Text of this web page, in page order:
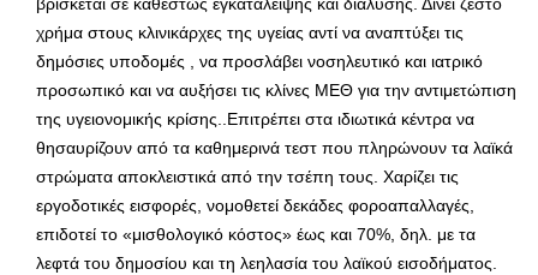
χρήμα στους κλινικάρχες της υγείας αντί να αναπτύξει τις
δημόσιες υποδομές , να προσλάβει νοσηλευτικό και ιατρικό
προσωπικό και να αυξήσει τις κλίνες ΜΕΘ για την αντιμετώπιση
της υγειονομικής κρίσης..Επιτρέπει στα ιδιωτικά κέντρα να
θησαυρίζουν από τα καθημερινά τεστ που πληρώνουν τα λαϊκά
στρώματα αποκλειστικά από την τσέπη τους. Χαρίζει τις
εργοδοτικές εισφορές, νομοθετεί δεκάδες φοροαπαλλαγές,
επιδοτεί το «μισθολογικό κόστος» έως και 70%, δηλ. με τα
λεφτά του δημοσίου και τη λεηλασία του λαϊκού εισοδήματος.